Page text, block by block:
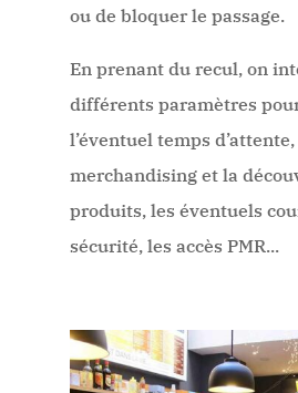
ou de bloquer le passage.
En prenant du recul, on
différents paramètres
l’éventuel temps
merchandising et la
produits, les éventuels
sécurité, les accès PMR...